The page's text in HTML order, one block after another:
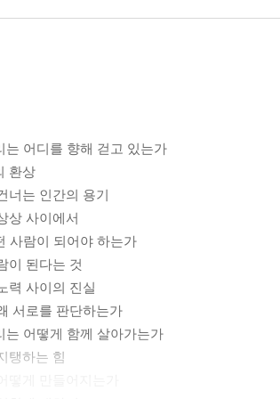
는 어디를 향해 걷고 있는가
환상
너는 인간의 용기
상 사이에서
사람이 되어야 하는가
이 된다는 것
력 사이의 진실
서로를 판단하는가
는 어떻게 함께 살아가는가
탱하는 힘